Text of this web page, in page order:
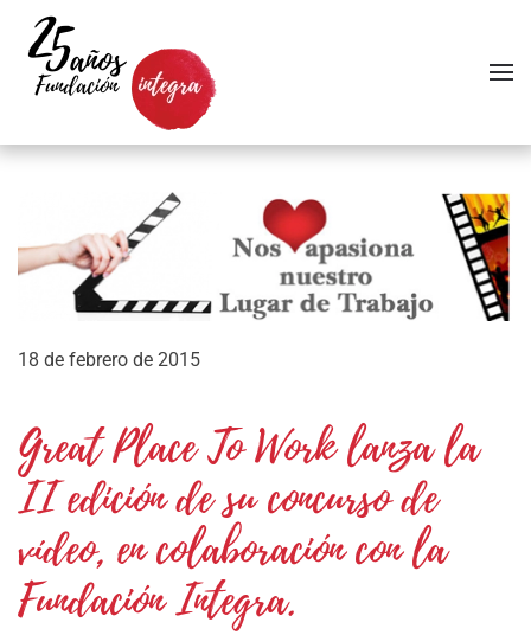
Skip to main content
18 de febrero de 2015
Great Place To Work lanza la
II edición de su concurso de
vídeo, en colaboración con la
Fundación Integra.